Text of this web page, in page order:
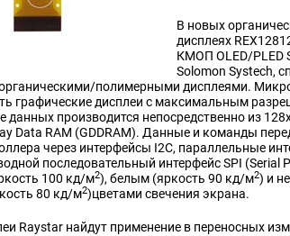
В новых
дисплеях
КМОП OLED/PLED
Solomon Systech,
полимерными дисплеями.
графические дисплеи с максимальным
данных производится непосредственно из
Data RAM (GDDRAM). Данные и команды
через интерфейсы I2C, параллельные
последовательный интерфейс SPI
100 кд/м2), белым (яркость 90 кд/м2) и
80 кд/м2)цветами свечения экрана.
Raystar найдут применение в переносных